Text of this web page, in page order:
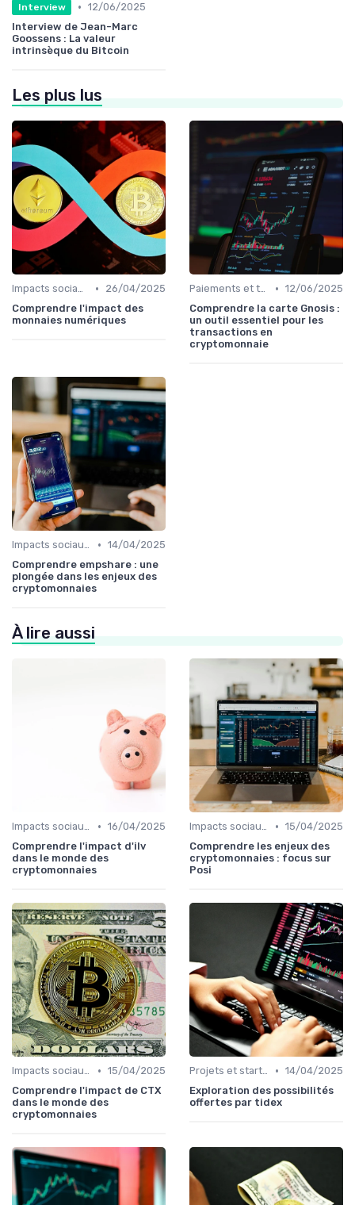
Interview • 12/06/2025
Interview de Jean-Marc
Goossens : La valeur
intrinsèque du Bitcoin
Les plus lus
Impacts sociaux et économiques •
26/04/2025
Comprendre l'impact des
monnaies numériques
Paiements et transactions • 12/06/2025
Comprendre la carte Gnosis :
un outil essentiel pour les
transactions en
cryptomonnaie
Impacts sociaux et économiques • 14/04/2025
Comprendre empshare : une
plongée dans les enjeux des
cryptomonnaies
À lire aussi
Impacts sociaux et économiques • 16/04/2025
Comprendre l'impact d'ilv
dans le monde des
cryptomonnaies
Impacts sociaux et économiques • 15/04/2025
Comprendre les enjeux des
cryptomonnaies : focus sur
Posi
Impacts sociaux et économiques • 15/04/2025
Comprendre l'impact de CTX
dans le monde des
cryptomonnaies
Projets et start-ups basés sur les cryptos • 14/04/2025
Exploration des possibilités
offertes par tidex